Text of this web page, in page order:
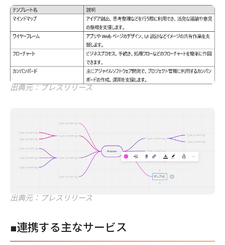
出典元：プレスリリース
出典元：プレスリリース
■連携する主なサービス